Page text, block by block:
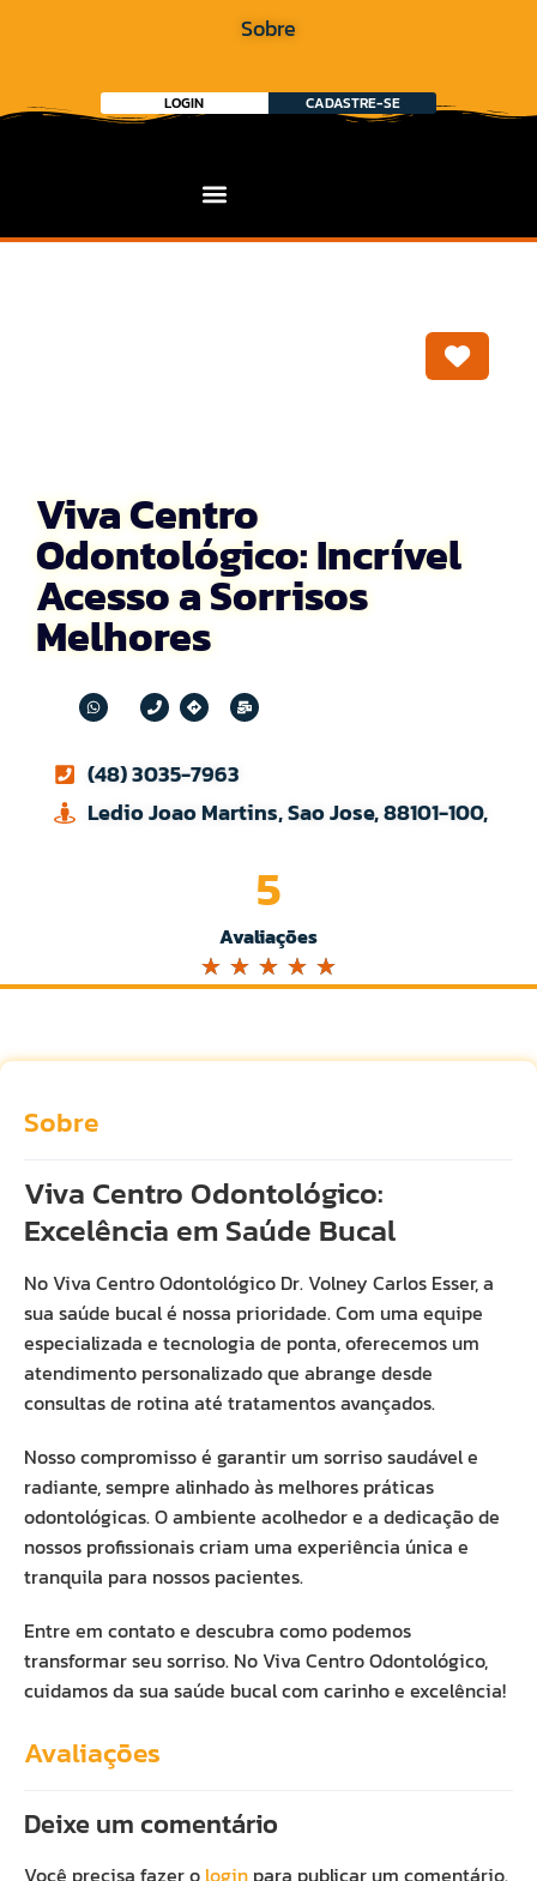
Sobre
LOGIN CADASTRE-SE
Viva Centro
Odontológico: Incrível
Acesso a Sorrisos
Melhores
(48) 3035-7963
Ledio Joao Martins, Sao Jose, 88101-100,
Avaliações
5
☆ ☆ ☆ ☆ ☆
Sobre
Viva Centro Odontológico:
Excelência em Saúde Bucal
No Viva Centro Odontológico Dr. Volney Carlos Esser, a
sua saúde bucal é nossa prioridade. Com uma equipe
especializada e tecnologia de ponta, oferecemos um
atendimento personalizado que abrange desde
consultas de rotina até tratamentos avançados.
Nosso compromisso é garantir um sorriso saudável e
radiante, sempre alinhado às melhores práticas
odontológicas. O ambiente acolhedor e a dedicação de
nossos profissionais criam uma experiência única e
tranquila para nossos pacientes.
Entre em contato e descubra como podemos
transformar seu sorriso. No Viva Centro Odontológico,
cuidamos da sua saúde bucal com carinho e excelência!
Avaliações
Deixe um comentário
Você precisa fazer o login para publicar um comentário.